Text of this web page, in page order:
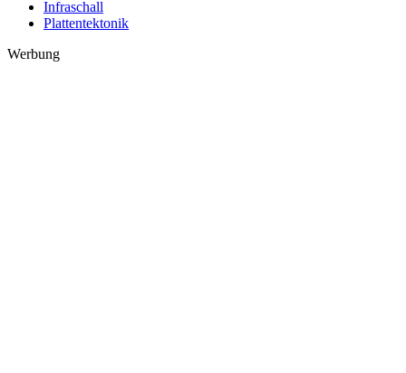
Infraschall
Plattentektonik
Werbung